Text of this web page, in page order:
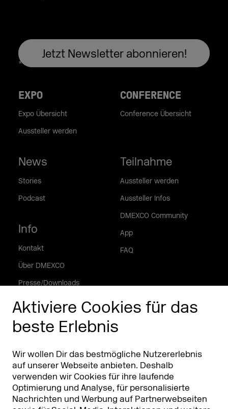
Aktiviere Cookies für das
beste Erlebnis
Wir wollen Dir das bestmögliche Nutzererlebnis
auf unserer Webseite anbieten. Deshalb
verwenden wir Cookies für ihre laufende
Optimierung und Analyse, für personalisierte
Nachrichten und Werbung auf Partnerwebseiten
EXPO
Expo Übersicht
Aussteller werden
CONFERENCE
Conference Übersicht
News
Stories
Podcast
Info
Kontakt
Über DMEXCO
Presse/Downloads
Phishing Alarm
Teilnahme
Aussteller werden
Aussteller Infos
DMEXCO Community
App
FAQ
Partner
Partner & Sponsoren DMEXCO Asia